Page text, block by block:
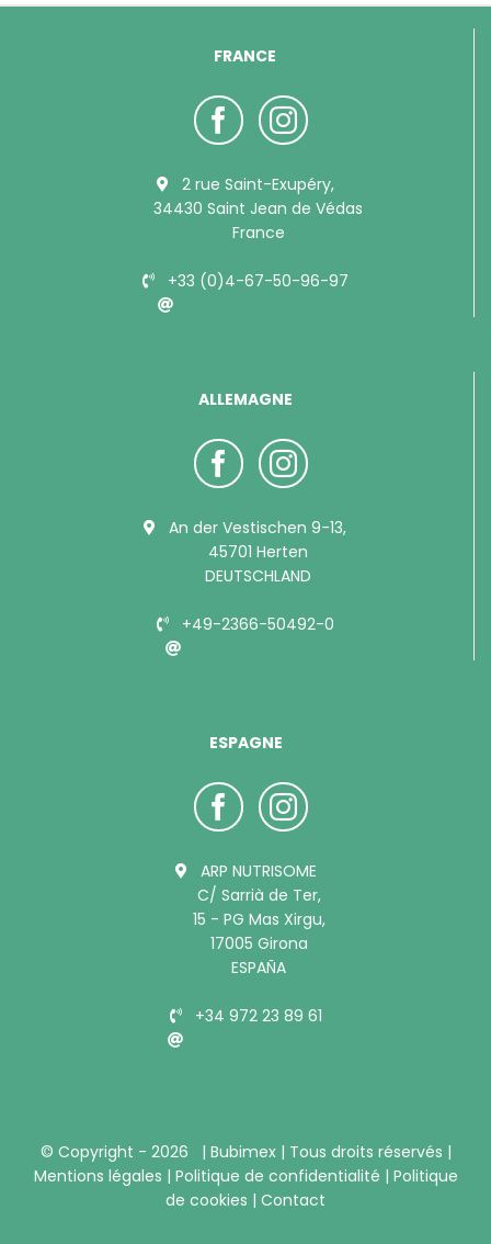
FRANCE
2 rue Saint-Exupéry,
34430 Saint Jean de Védas
France
+33 (0)4-67-50-96-97
ALLEMAGNE
An der Vestischen 9-13,
45701 Herten
DEUTSCHLAND
+49-2366-50492-0
ESPAGNE
ARP NUTRISOME
C/ Sarrià de Ter,
15 - PG Mas Xirgu,
17005 Girona
ESPAÑA
+34 972 23 89 61
© Copyright - 2026 | Bubimex | Tous droits réservés |
Mentions légales | Politique de confidentialité | Politique
de cookies | Contact